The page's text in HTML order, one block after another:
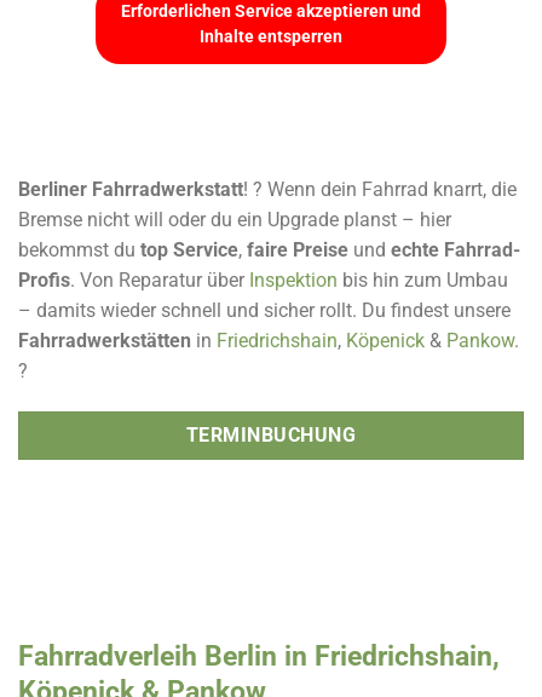
Erforderlichen Service akzeptieren und
Inhalte entsperren
Berliner Fahrradwerkstatt! ? Wenn dein Fahrrad knarrt, die
Bremse nicht will oder du ein Upgrade planst – hier
bekommst du top Service, faire Preise und echte Fahrrad-
Profis. Von Reparatur über Inspektion bis hin zum Umbau
– damits wieder schnell und sicher rollt. Du findest unsere
Fahrradwerkstätten in Friedrichshain, Köpenick & Pankow.
?
TERMINBUCHUNG
Fahrradverleih Berlin in Friedrichshain,